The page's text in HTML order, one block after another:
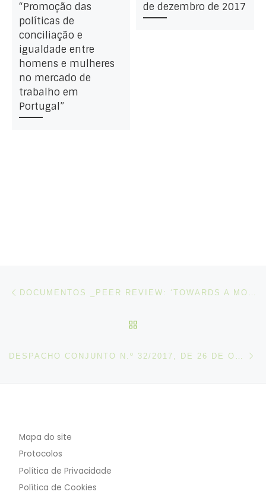
“Promoção das
políticas de
conciliação e
igualdade entre
homens e mulheres
no mercado de
trabalho em
Portugal”
de dezembro de 2017
Post navigation
Mapa do site
Protocolos
Política de Privacidade
Política de Cookies